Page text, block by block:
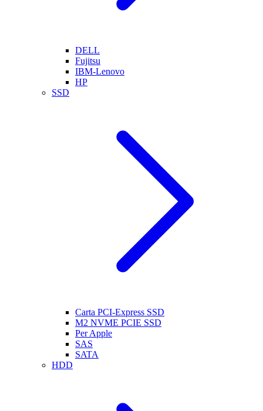
DELL
Fujitsu
IBM-Lenovo
HP
SSD
Carta PCI-Express SSD
M2 NVME PCIE SSD
Per Apple
SAS
SATA
HDD